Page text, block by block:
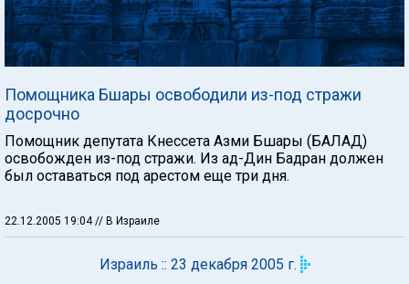
Помощника Бшары освободили из-под стражи
досрочно
Помощник депутата Кнессета Азми Бшары (БАЛАД)
освобожден из-под стражи. Из ад-Дин Бадран должен
был оставаться под арестом еще три дня.
22.12.2005 19:04 // В Израиле
Израиль :: 23 декабря 2005 г.